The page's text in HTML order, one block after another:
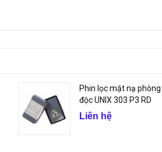
Phin lọc mặt nạ phòng
độc UNIX 303 P3 RD
Liên hệ